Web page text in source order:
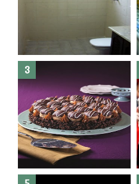
Banheiro novo por menos de
R$300,00 ?? E sem quebra
quebra ??( Editado)